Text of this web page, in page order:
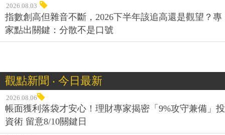
2026.08.03
指數創高但雜音不斷，2026下半年該追高還是觀望？專
家點出關鍵：分散不是口號
觀點新聞 ‧ 今日最新
2026.08.06
帳面獲利落袋才安心！理財專家揭密「9%攻守兼備」投
資術 留意8/10關鍵日